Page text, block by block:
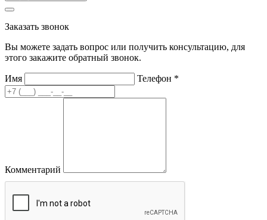
Заказать звонок
Вы можете задать вопрос или получить консультацию, для
этого закажите обратный звонок.
Имя Телефон *
Комментарий